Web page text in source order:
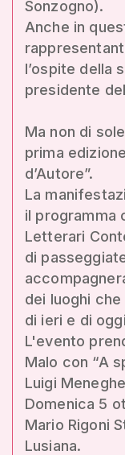
Sonzogno).
Anche in
l’ospite della
presidente
Ma non di
prima
d’Autore”.
La
il programma
Letterari
di
dei luoghi
di ieri e di
L'evento
Malo con “A
Luigi
Domenica 5
Mario Rigoni
Lusiana.